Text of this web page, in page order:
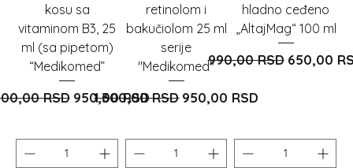
kosu sa
vitaminom B3, 25
ml (sa pipetom)
“Medikomed”
cijena
RSD Cijena s popustom
950,00 RSD
retinolom i
bakučiolom 25 ml
serije
"Medikomed"
Redovna cijena
1.300,00 RSD Cijena s popustom
950,00 RSD
hladno ceđeno
„AltajMag“ 100 ml
Redovna cijena
990,00 RSD Cijena s
650,00